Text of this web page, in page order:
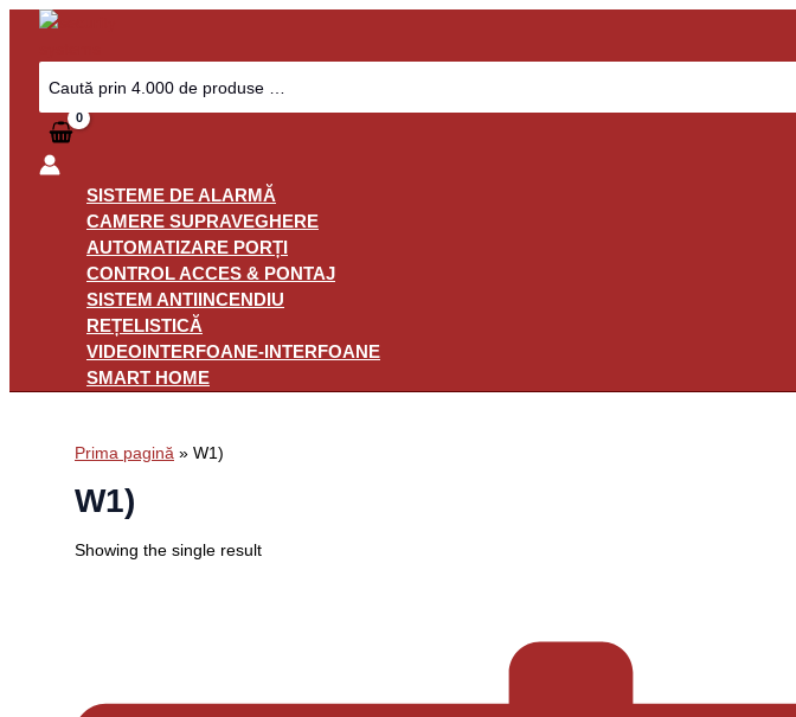
Skip
content
Search
for:
SISTEME DE ALARMĂ
CAMERE SUPRAVEGHERE
AUTOMATIZARE PORȚI
CONTROL ACCES & PONTAJ
SISTEM ANTIINCENDIU
REȚELISTICĂ
VIDEOINTERFOANE-INTERFOANE
SMART HOME
Prima pagină » W1)
W1)
Showing the single result